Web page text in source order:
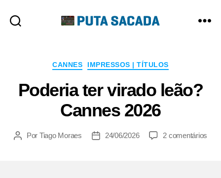
Categorias
CANNES IMPRESSOS | TÍTULOS
Poderia ter virado leão?
Cannes 2026
Autor
Por Tiago Moraes
Data24/06/2026 2 comentários